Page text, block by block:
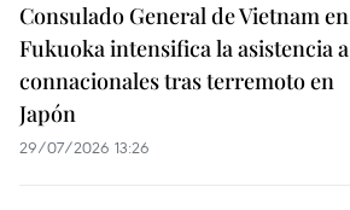
Consulado General de Vietnam en
Fukuoka intensifica la asistencia a
connacionales tras terremoto en
Japón
29/07/2026 13:26